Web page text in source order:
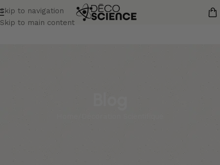
Skip to navigation
Skip to main content